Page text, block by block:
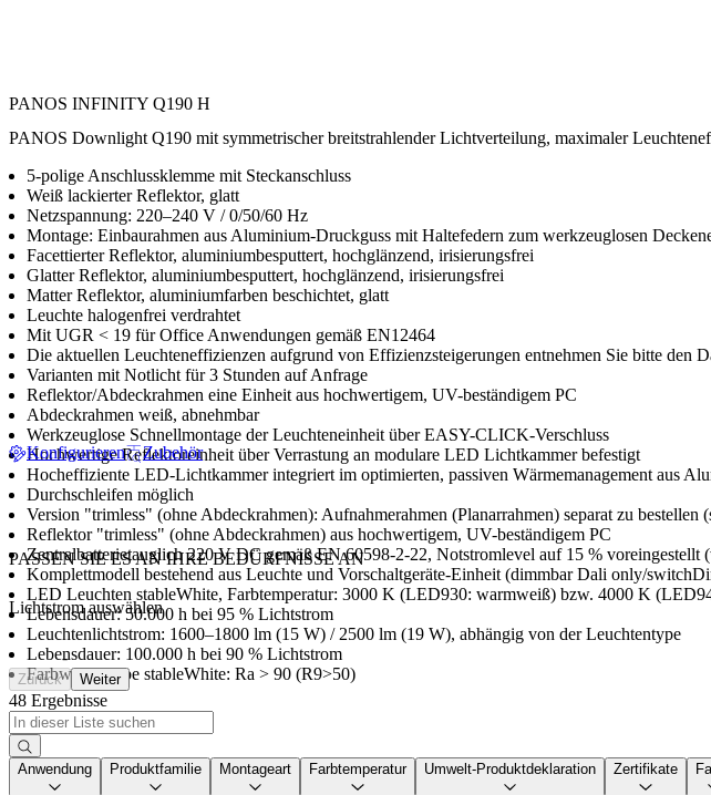
PANOS INFINITY Q190 H
PANOS Downlight Q190 mit symmetrischer breitstrahlender Lichtverteilung, maximaler
5-polige Anschlussklemme mit Steckanschluss
Weiß lackierter Reflektor, glatt
Netzspannung: 220–240 V / 0/50/60 Hz
Montage: Einbaurahmen aus Aluminium-Druckguss mit Haltefedern zum werkzeuglosen
Facettierter Reflektor, aluminiumbesputtert, hochglänzend, irisierungsfrei
Glatter Reflektor, aluminiumbesputtert, hochglänzend, irisierungsfrei
Matter Reflektor, aluminiumfarben beschichtet, glatt
Leuchte halogenfrei verdrahtet
Mit UGR < 19 für Office Anwendungen gemäß EN12464
Die aktuellen Leuchteneffizienzen aufgrund von Effizienzsteigerungen entnehmen Sie bitte den
Varianten mit Notlicht für 3 Stunden auf Anfrage
Reflektor/Abdeckrahmen eine Einheit aus hochwertigem, UV-beständigem PC
Abdeckrahmen weiß, abnehmbar
Werkzeuglose Schnellmontage der Leuchteneinheit über EASY-CLICK-Verschluss
Hochwertige Reflektoreinheit über Verrastung an modulare LED Lichtkammer befestigt
Hocheffiziente LED-Lichtkammer integriert im optimierten, passiven Wärmemanagement aus
Durchschleifen möglich
Version "trimless" (ohne Abdeckrahmen): Aufnahmerahmen (Planarrahmen) separat zu bestellen
Reflektor "trimless" (ohne Abdeckrahmen) aus hochwertigem, UV-beständigem PC
Zentralbatterietauglich 220 V DC gemäß EN 60598-2-22, Notstromlevel auf 15 % voreingestellt
Komplettmodell bestehend aus Leuchte und Vorschaltgeräte-Einheit (dimmbar Dali only/
LED Leuchten stableWhite, Farbtemperatur: 3000 K (LED930: warmweiß) bzw. 4000 K
Lebensdauer: 50.000 h bei 95 % Lichtstrom
Leuchtenlichtstrom: 1600–1800 lm (15 W) / 2500 lm (19 W), abhängig von der Leuchtentype
Lebensdauer: 100.000 h bei 90 % Lichtstrom
Farbwiedergabe stableWhite: Ra > 90 (R9>50)
Konfigurieren Zubehör
PASSEN SIE ES AN IHRE BEDÜRFNISSE AN
Lichtstrom auswählen
-
Zurück Weiter
48 Ergebnisse
Anwendung Produktfamilie Montageart Farbtemperatur Umwelt-Produktdeklaration Zertifikate